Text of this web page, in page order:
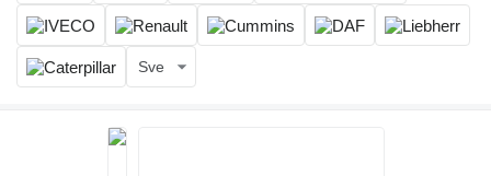
Sve